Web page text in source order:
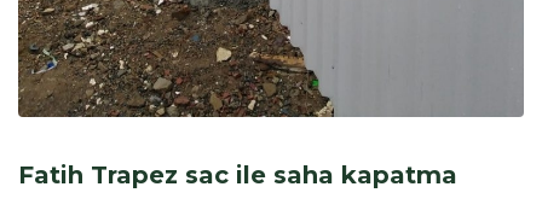
Fatih Trapez sac ile saha kapatma